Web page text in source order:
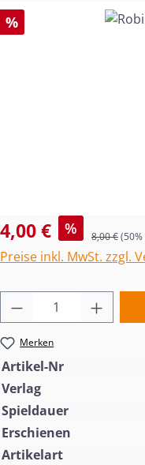
%
Bildergalerie
Verkaufspreis:
4,00 € % Regulärer
8,00 €
Preise inkl. MwSt. zzgl.
Produkt Anzahl:
Merken
Artikel-Nr
Verlag
Spieldauer
Erschienen
Artikelart